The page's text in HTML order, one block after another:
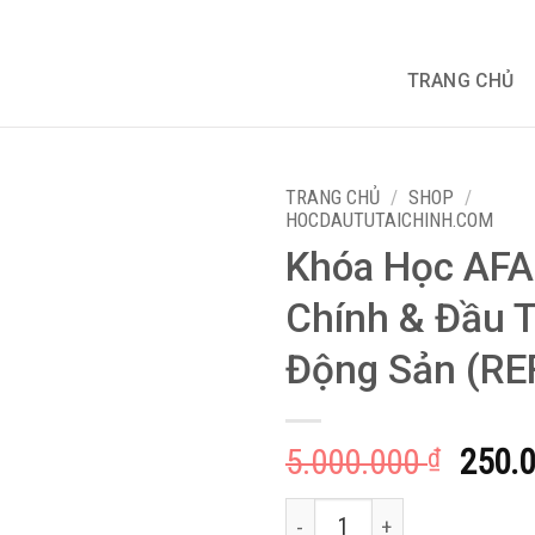
TRANG CHỦ
TRANG CHỦ / SHOP /
HOCDAUTUTAICHINH.COM
Khóa Học
Chính & Đầu
Động Sản
5.000.000₫
Giá
Khóa Học AFA Tài Chính &